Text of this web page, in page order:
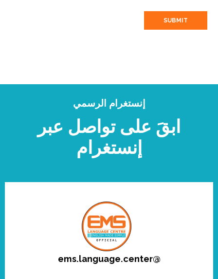
إنستغرام الرسمي
ابقَ على تواصل عبر
إنستغرام
@
ems.language.center